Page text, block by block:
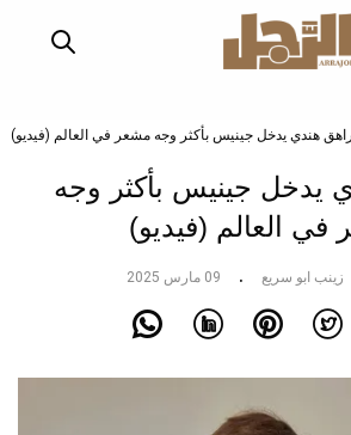
هندي يدخل جينيس بأكثر وجه مشعر في العالم (فيديو)
يدخل جينيس بأكثر وجه
في العالم (فيديو)
زينب ابو سريع 09 مارس 2025